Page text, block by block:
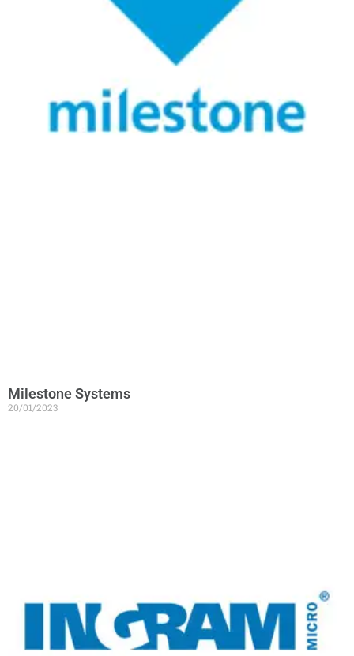
Milestone Systems
20/01/2023